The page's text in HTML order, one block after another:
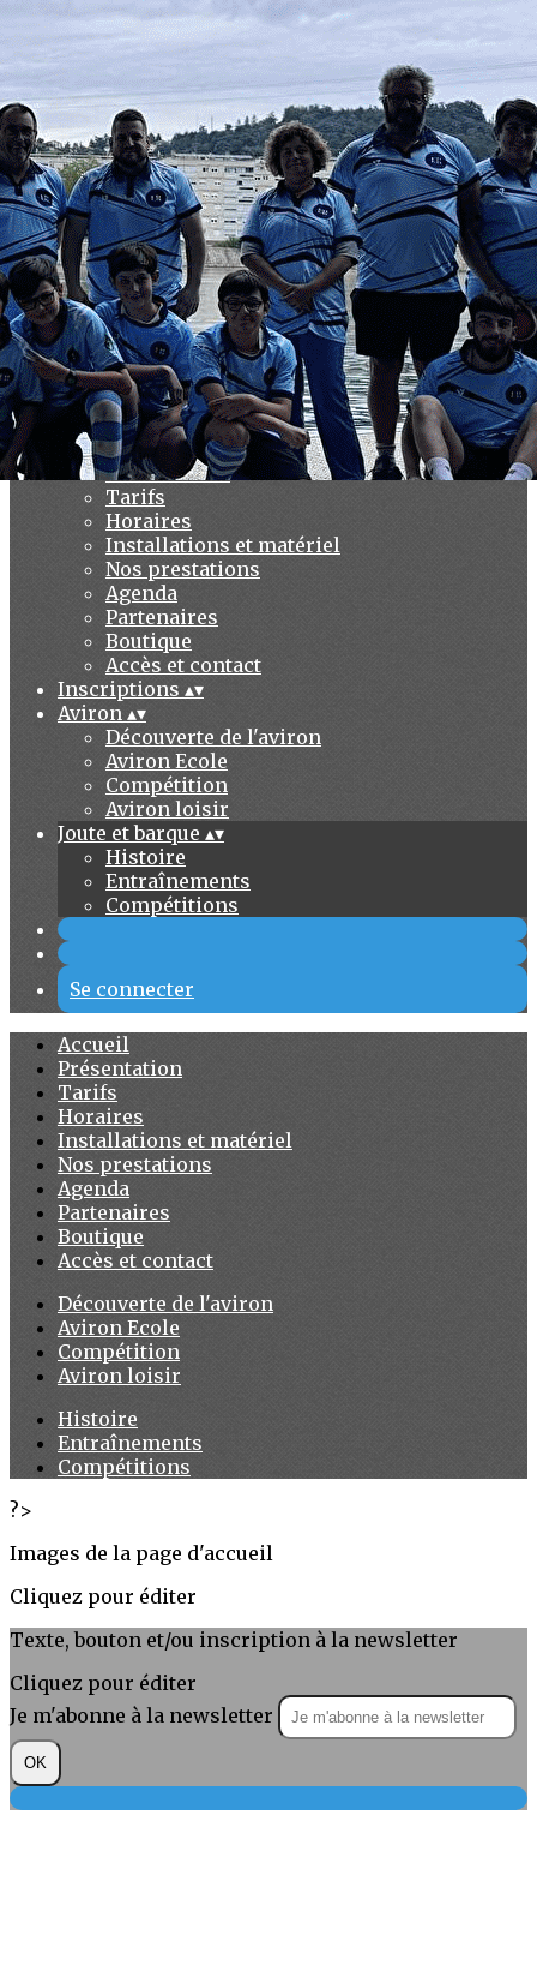
Exporter les lignes sélectionnées
Exporter toutes les colonnes
Exporter uniquement les colonnes affichées
Menu
<
>
Histoire
Entraînements
Compétitions
Ajoutez un logo, un bouton, des réseaux sociaux
Cliquez pour éditer
Le club▴▾
Accueil
Présentation
Tarifs
Horaires
Installations et matériel
Nos prestations
Agenda
Partenaires
Boutique
Accès et contact
Inscriptions ▴▾
Aviron ▴▾
Découverte de l'aviron
Aviron Ecole
Compétition
Aviron loisir
Joute et barque ▴▾
Histoire
Entraînements
Compétitions
Se connecter
Accueil
Présentation
Tarifs
Horaires
Installations et matériel
Nos prestations
Agenda
Partenaires
Boutique
Accès et contact
Découverte de l'aviron
Aviron Ecole
Compétition
Aviron loisir
Histoire
Entraînements
Compétitions
?>
Images de la page d'accueil
Cliquez pour éditer
Texte, bouton et/ou inscription à la newsletter
Cliquez pour éditer
Je m'abonne à la newsletter
OK